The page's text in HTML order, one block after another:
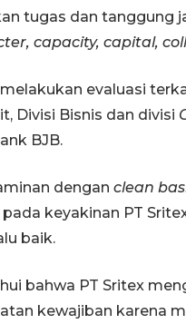
tugas dan tanggung
capacity, capital,
evaluasi
Divisi Bisnis dan divisi
BJB.
dengan clean
keyakinan PT
baik.
bahwa PT Sritex
kewajiban karena